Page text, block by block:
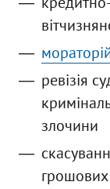
ревізія
злочини